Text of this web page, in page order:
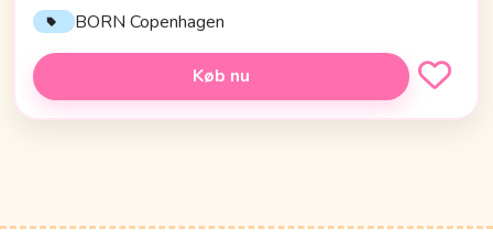
BORN Copenhagen
Køb nu